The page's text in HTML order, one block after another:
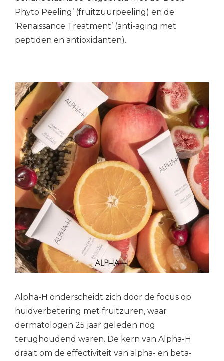
Phyto Peeling’ (fruitzuurpeeling) en de
‘Renaissance Treatment’ (anti-aging met
peptiden en antioxidanten).
Alpha-H onderscheidt zich door de focus op
huidverbetering met fruitzuren, waar
dermatologen 25 jaar geleden nog
terughoudend waren. De kern van Alpha-H
draait om de effectiviteit van alpha- en beta-